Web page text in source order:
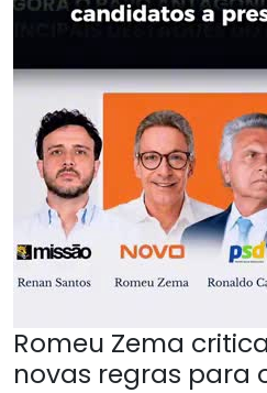
Romeu Zema
novas regras para